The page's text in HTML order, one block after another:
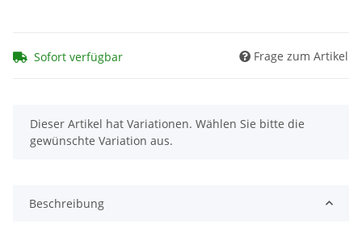
Sofort verfügbar Frage zum Artikel
x
Dieser Artikel hat Variationen. Wählen Sie bitte die
gewünschte Variation aus.
Beschreibung